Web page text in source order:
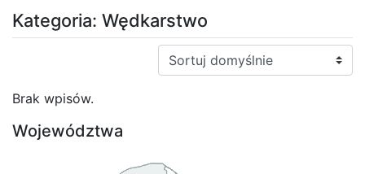
Kategoria: Wędkarstwo
Sortuj:
Brak wpisów.
Województwa